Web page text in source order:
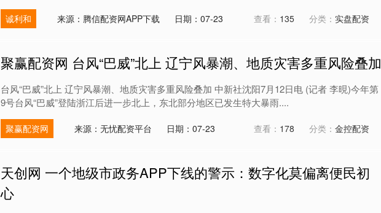
诚利和 来源：腾信配资网APP下载 日期：07-23 查看： 135 分类： 实盘配资
聚赢配资网 台风“巴威”北上 辽宁风暴潮、地质灾害多重风险叠加
台风“巴威”北上 辽宁风暴潮、地质灾害多重风险叠加 中新社沈阳7月12日电 (记者 李晛)今年第
9号台风“巴威”登陆浙江后进一步北上，东北部分地区已发生特大暴雨....
聚赢配资网 来源：无忧配资平台 日期：07-23 查看： 178 分类： 金控配资
天创网 一个地级市政务APP下线的警示：数字化莫偏离便民初
心